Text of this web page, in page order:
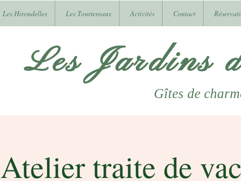
Les Hirondelles Les Tourtereaux Activités Contact
Les Jardins
Gîtes de
Atelier traite de